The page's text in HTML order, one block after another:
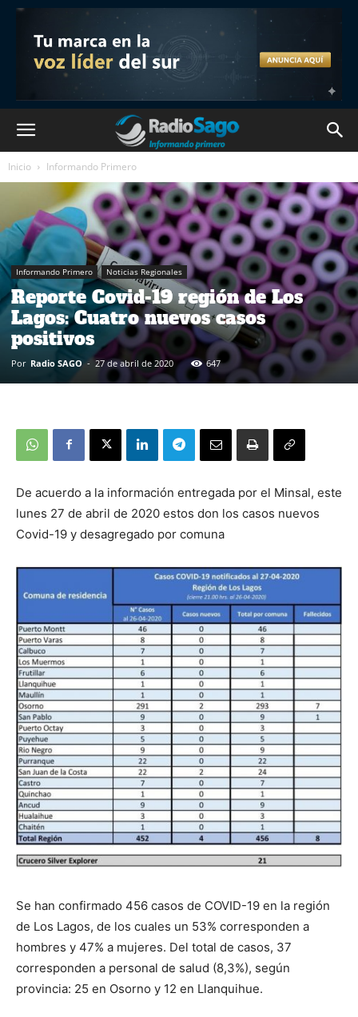
Inicio Informando Primero
Informando Primero Noticias Regionales
Reporte Covid-19 región de Los
Lagos: Cuatro nuevos casos
positivos
Por Radio SAGO - 27 de abril de 2020 647
De acuerdo a la información entregada por el Minsal, este
lunes 27 de abril de 2020 estos don los casos nuevos
Covid-19 y desagregado por comuna
Se han confirmado 456 casos de COVID-19 en la región
de Los Lagos, de los cuales un 53% corresponden a
hombres y 47% a mujeres. Del total de casos, 37
corresponden a personal de salud (8,3%), según
provincia: 25 en Osorno y 12 en Llanquihue.